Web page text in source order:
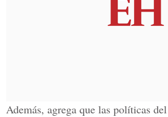
Además, agrega que las políticas